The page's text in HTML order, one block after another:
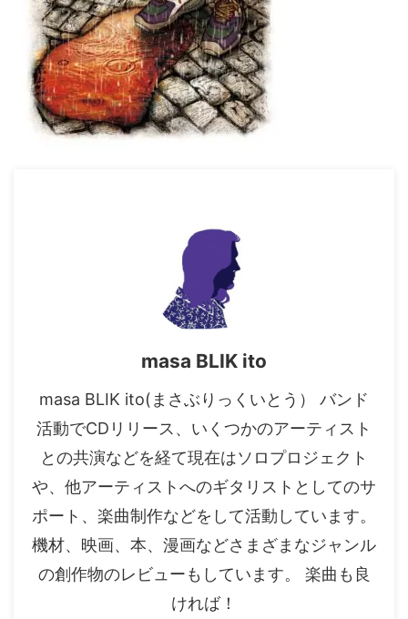
masa BLIK ito
masa BLIK ito(まさぶりっくいとう） バンド
活動でCDリリース、いくつかのアーティスト
との共演などを経て現在はソロプロジェクト
や、他アーティストへのギタリストとしてのサ
ポート、楽曲制作などをして活動しています。
機材、映画、本、漫画などさまざまなジャンル
の創作物のレビューもしています。 楽曲も良
ければ！